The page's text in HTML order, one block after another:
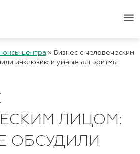
menu
центра» Бизнес с человеческим
инклюзию и умные алгоритмы
ЛИЦОМ:
ОБСУДИЛИ